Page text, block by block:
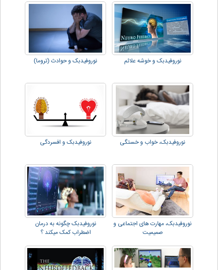
نوروفیدبک و خوشه علائم نوروفیدبک و حوادث (تروما)
نوروفیدبک، خواب و خستگی نوروفیدبک و افسردگی
نوروفیدبک، مهارت های اجتماعی و
صمیمیت
نوروفیدبک چگونه به درمان
اضطراب کمک میکند ؟